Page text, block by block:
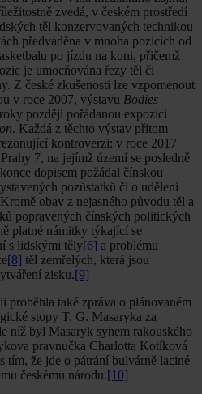
zvedá, v českém prostředí
těl konzervovaných technikou
předváděna v mnoha pozicích od
po jízdu na koni, přičemž
je umocňována řezy těl či
Z české zkušenosti lze vzpomenout
v roce 2007, výstavu Bodies
později pořádanou expozici
. Každá z těchto výstav přitom
kontroverzi: v roce 2017
7, na jejímž území se posledně
dopisem požádal čínskou
pozůstatků či o udělení
Kromě obav z nejasného původu těl a
popravených čínských politických
platné námitky týkající se
s lidskými těly[6] a problému
[8] těl zemřelých, která jsou
zisku.[9]
proběhla také zpráva o plánovaném
stopy T. G. Masaryka za
níž byl Masaryk synem rakouského
pravnučka Charlotta Kotíková
tím, že jde o pátrání bulvárně laciné
českému národu.[10]